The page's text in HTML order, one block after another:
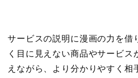
サービスの説明に漫画の力を借
く目に見えない商品やサービス
えながら、より分かりやすく相